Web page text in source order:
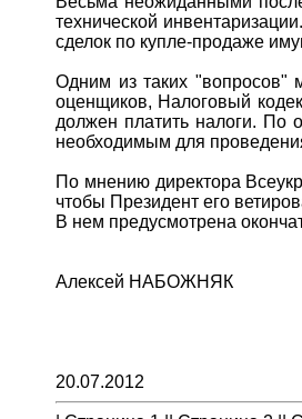
технической
сделок по купле-продаже
Одним из таких "вопросов"
оценщиков, Налоговый
должен платить налоги. По
необходимым для
По мнению директора
чтобы Президент его
В нем предусмотрена
Алексей НАБОЖНЯК
20.07.2012